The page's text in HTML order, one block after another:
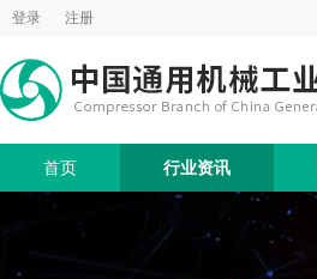
登录 注册
首页 行业资讯